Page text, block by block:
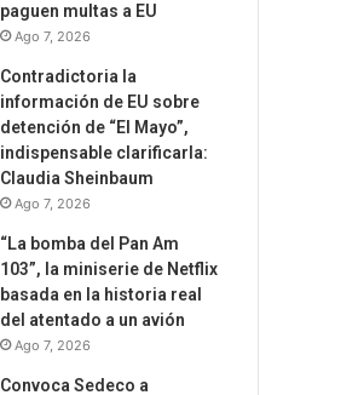
paguen multas a EU
Ago 7, 2026
Contradictoria la
información de EU sobre
detención de “El Mayo”,
indispensable clarificarla:
Claudia Sheinbaum
Ago 7, 2026
“La bomba del Pan Am
103”, la miniserie de Netflix
basada en la historia real
del atentado a un avión
Ago 7, 2026
Convoca Sedeco a